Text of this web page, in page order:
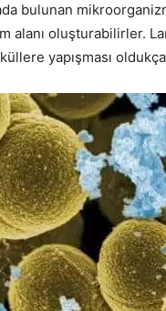
bulunan
alanı oluşturabilirler.
yapışması